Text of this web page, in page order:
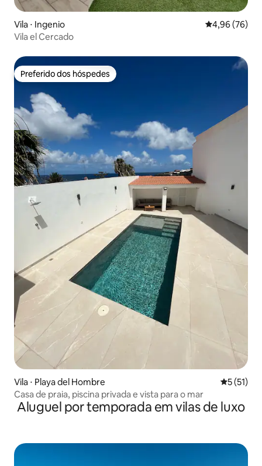
Vila ⋅ Ingenio 4,96 de uma
4,96 (76)
Vila el Cercado
Preferido dos hóspedes
Preferido dos hóspedes
Vila ⋅ Playa del Hombre 5 de uma
5 (51)
Casa de praia, piscina privada e vista para o mar
Aluguel por temporada em vilas de luxo